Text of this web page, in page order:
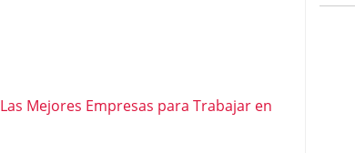
Las Mejores Empresas para Trabajar en